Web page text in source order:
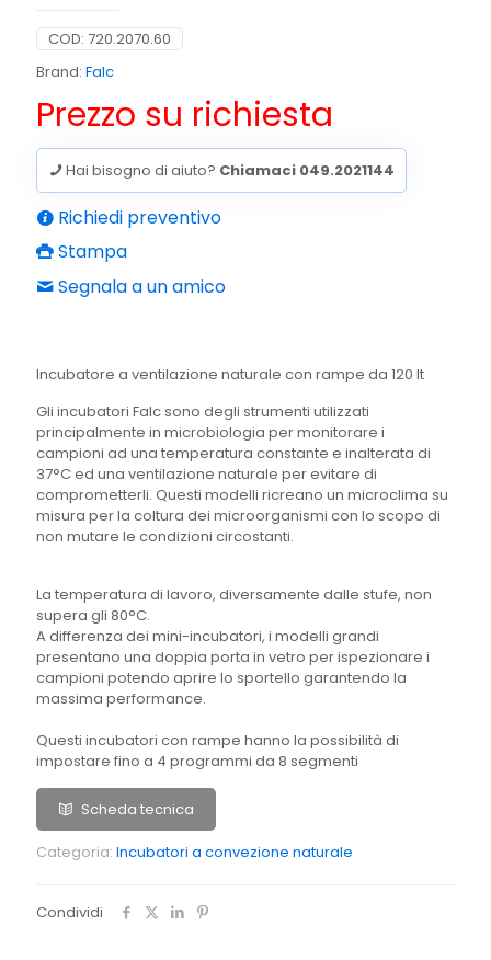
COD: 720.2070.60
Brand: Falc
Prezzo su richiesta
Hai bisogno di aiuto? Chiamaci 049.2021144
Richiedi preventivo
Stampa
Segnala a un amico
Incubatore a ventilazione naturale con rampe da 120 lt
Gli incubatori Falc sono degli strumenti utilizzati
principalmente in microbiologia per monitorare i
campioni ad una temperatura constante e inalterata di
37°C ed una ventilazione naturale per evitare di
comprometterli. Questi modelli ricreano un microclima su
misura per la coltura dei microorganismi con lo scopo di
non mutare le condizioni circostanti.
La temperatura di lavoro, diversamente dalle stufe, non
supera gli 80°C.
A differenza dei mini-incubatori, i modelli grandi
presentano una doppia porta in vetro per ispezionare i
campioni potendo aprire lo sportello garantendo la
massima performance.
Questi incubatori con rampe hanno la possibilità di
impostare fino a 4 programmi da 8 segmenti
Scheda tecnica
Categoria: Incubatori a convezione naturale
Condividi